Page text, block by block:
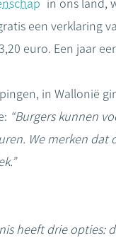
in ons land,
een verklaring
euro. Een jaar
in Wallonië
“Burgers kunnen
We merken dat
heeft drie opties: